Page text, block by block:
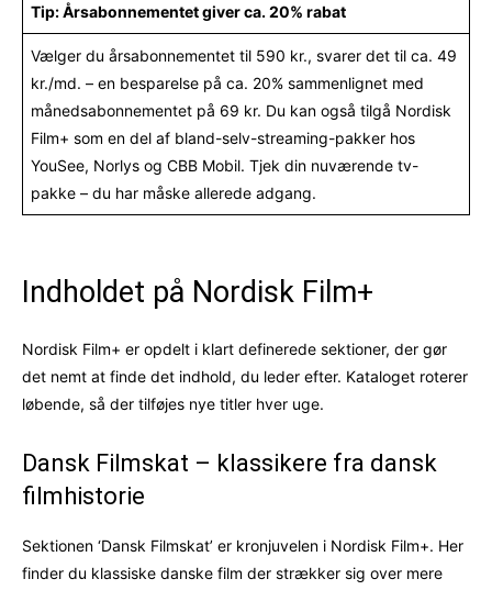
Tip: Årsabonnementet giver ca. 20% rabat
Vælger du årsabonnementet til 590 kr., svarer det til ca. 49
kr./md. – en besparelse på ca. 20% sammenlignet med
månedsabonnementet på 69 kr. Du kan også tilgå Nordisk
Film+ som en del af bland-selv-streaming-pakker hos
YouSee, Norlys og CBB Mobil. Tjek din nuværende tv-
pakke – du har måske allerede adgang.
Indholdet på Nordisk Film+
Nordisk Film+ er opdelt i klart definerede sektioner, der gør
det nemt at finde det indhold, du leder efter. Kataloget roterer
løbende, så der tilføjes nye titler hver uge.
Dansk Filmskat – klassikere fra dansk
filmhistorie
Sektionen ‘Dansk Filmskat’ er kronjuvelen i Nordisk Film+. Her
finder du klassiske danske film der strækker sig over mere